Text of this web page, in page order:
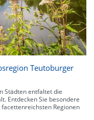
Teutoburger
Städten entfaltet die
Entdecken Sie besondere
Regionen